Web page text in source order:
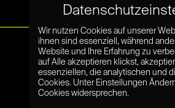
Wir nutzen Cookies auf unserer
ihnen sind essenziell, während
Website und Ihre Erfahrung zu
auf Alle akzeptieren klickst,
essenziellen, die analytischen und
Cookies. Unter Einstellungen
Cookies widersprechen.